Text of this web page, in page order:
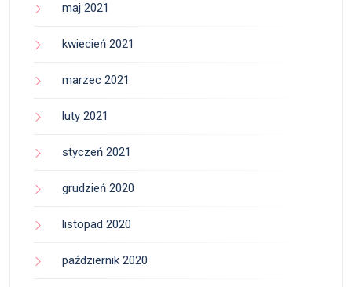
maj 2021
kwiecień 2021
marzec 2021
luty 2021
styczeń 2021
grudzień 2020
listopad 2020
październik 2020